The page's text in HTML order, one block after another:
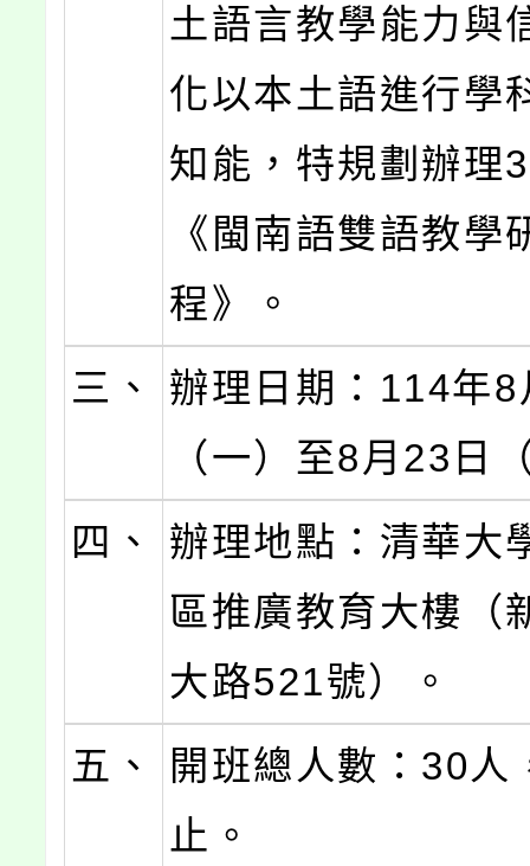
土語言教學能力與
化以本土語進行學
知能，特規劃辦理
《閩南語雙語教學
程》。
三、
辦理日期：114年
（一）至8月23日
四、
辦理地點：清華大
區推廣教育大樓（
大路521號）。
五、
開班總人數：30人
止。